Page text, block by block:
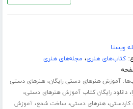
ویستا
کتاب‌های هنری، مجله‌های هنری
آموزش هنرهای دستی رایگان،هنرهای دستی
،دانلود رایگان کتاب آموزش هنرهای دستی،
،هنرهای دستی، ساخت شمع،آموزش